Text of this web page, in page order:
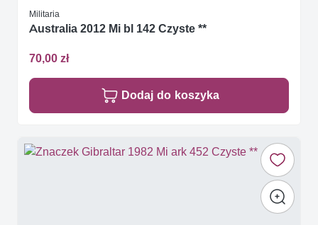
Militaria
Australia 2012 Mi bl 142 Czyste **
70,00 zł
Dodaj do koszyka